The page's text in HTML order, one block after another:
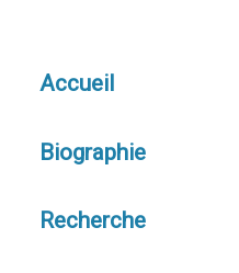
Accueil
Biographie
Recherche